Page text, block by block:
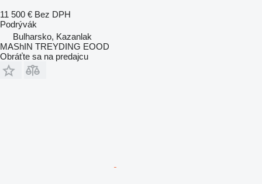
11 500 € Bez DPH
Podrývák
Bulharsko, Kazanlak
MAShIN TREYDING EOOD
Obráťte sa na predajcu